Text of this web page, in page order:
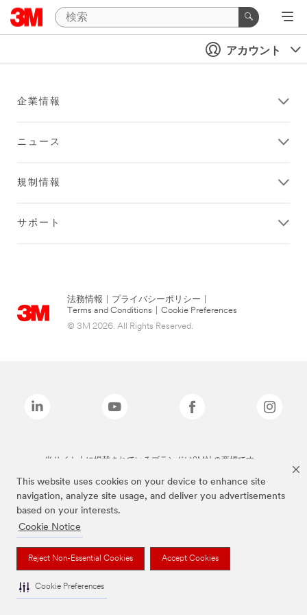
This website uses cookies on your device to enhance site
navigation, analyze site usage, and deliver you advertisements
based on your interests.
Cookie Notice
Reject Non-Essential Cookies Accept Cookies
Cookie Preferences
アカウント
企業情報
ニュース
規制情報
サポート
法務情報 プライバシーポリシー
Terms and Conditions
Cookie Preferences
© 3M 2026. All Rights Reserved.
当サイト上に掲載されているブランドは3M社の商標です。